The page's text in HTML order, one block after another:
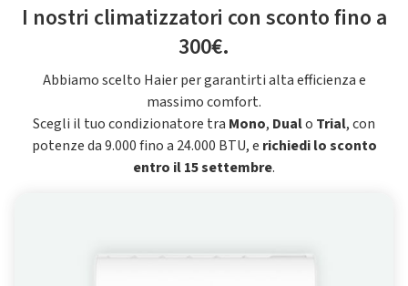
I nostri climatizzatori con sconto fino a
300€.
Abbiamo scelto Haier per garantirti alta efficienza e
massimo comfort.
Scegli il tuo condizionatore tra Mono, Dualo Trial, con
potenze da 9.000 fino a 24.000 BTU, e richiedi lo sconto
entro il 15 settembre.